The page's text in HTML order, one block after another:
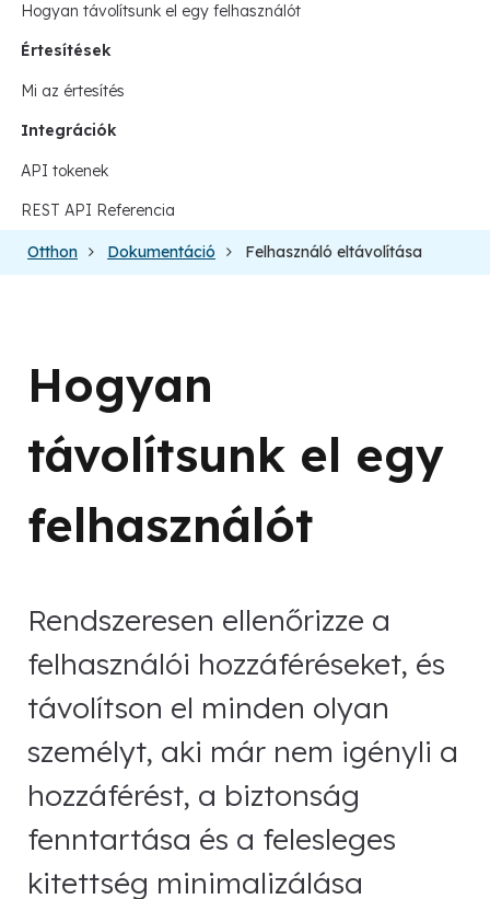
Hogyan távolítsunk el egy felhasználót
Értesítések
Mi az értesítés
Integrációk
API tokenek
REST API Referencia
Otthon Dokumentáció Felhasználó eltávolítása
Hogyan
távolítsunk el egy
felhasználót
Rendszeresen ellenőrizze a
felhasználói hozzáféréseket, és
távolítson el minden olyan
személyt, aki már nem igényli a
hozzáférést, a biztonság
fenntartása és a felesleges
kitettség minimalizálása